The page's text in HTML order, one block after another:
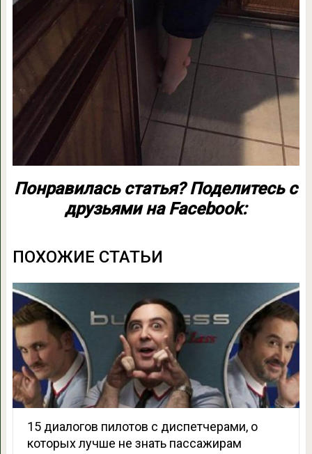
Понравилась статья? Поделитесь с
друзьями на Facebook:
ПОХОЖИЕ СТАТЬИ
15 диалогов пилотов с диспетчерами, о
которых лучше не знать пассажирам